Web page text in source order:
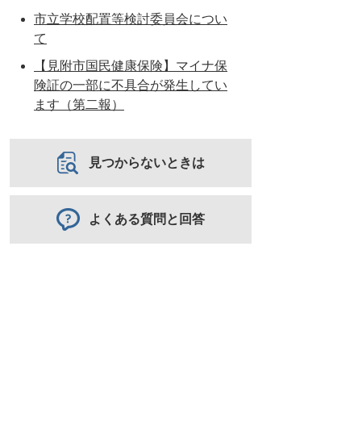
市立学校配置等検討委員会につい
て
【見附市国民健康保険】マイナ保
険証の一部に不具合が発生してい
ます（第二報）
見つからないときは
よくある質問と回答